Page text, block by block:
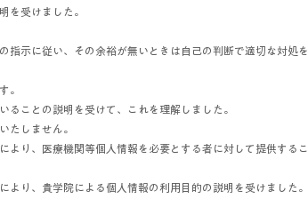
を受けました。
指示に従い、その余裕が無いときは自己の判断で適切な対処を
。
ことの説明を受けて、これを理解しました。
たしません。
り、医療機関等個人情報を必要とする者に対して提供するこ
り、貴学院による個人情報の利用目的の説明を受けました。